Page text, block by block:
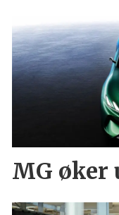
MG øker